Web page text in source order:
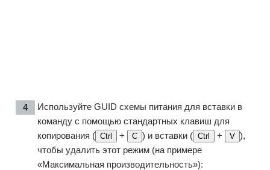
Используйте GUID схемы питания для вставки в
команду с помощью стандартных клавиш для
копирования ( Ctrl + C ) и вставки ( Ctrl + V ),
чтобы удалить этот режим (на примере
«Максимальная производительность»):